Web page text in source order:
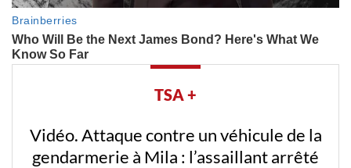
TSA +
Vidéo. Attaque contre un véhicule de la
gendarmerie à Mila : l’assaillant arrêté